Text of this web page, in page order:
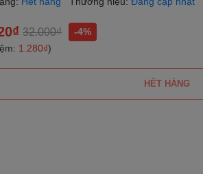
32.000₫
-4%
1.280₫)
HẾT HÀNG